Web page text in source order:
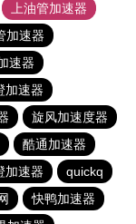
上油管加速器
加速器
速器
加速器
旋风加速度器
酷通加速器
加速器
quickq
快鸭加速器